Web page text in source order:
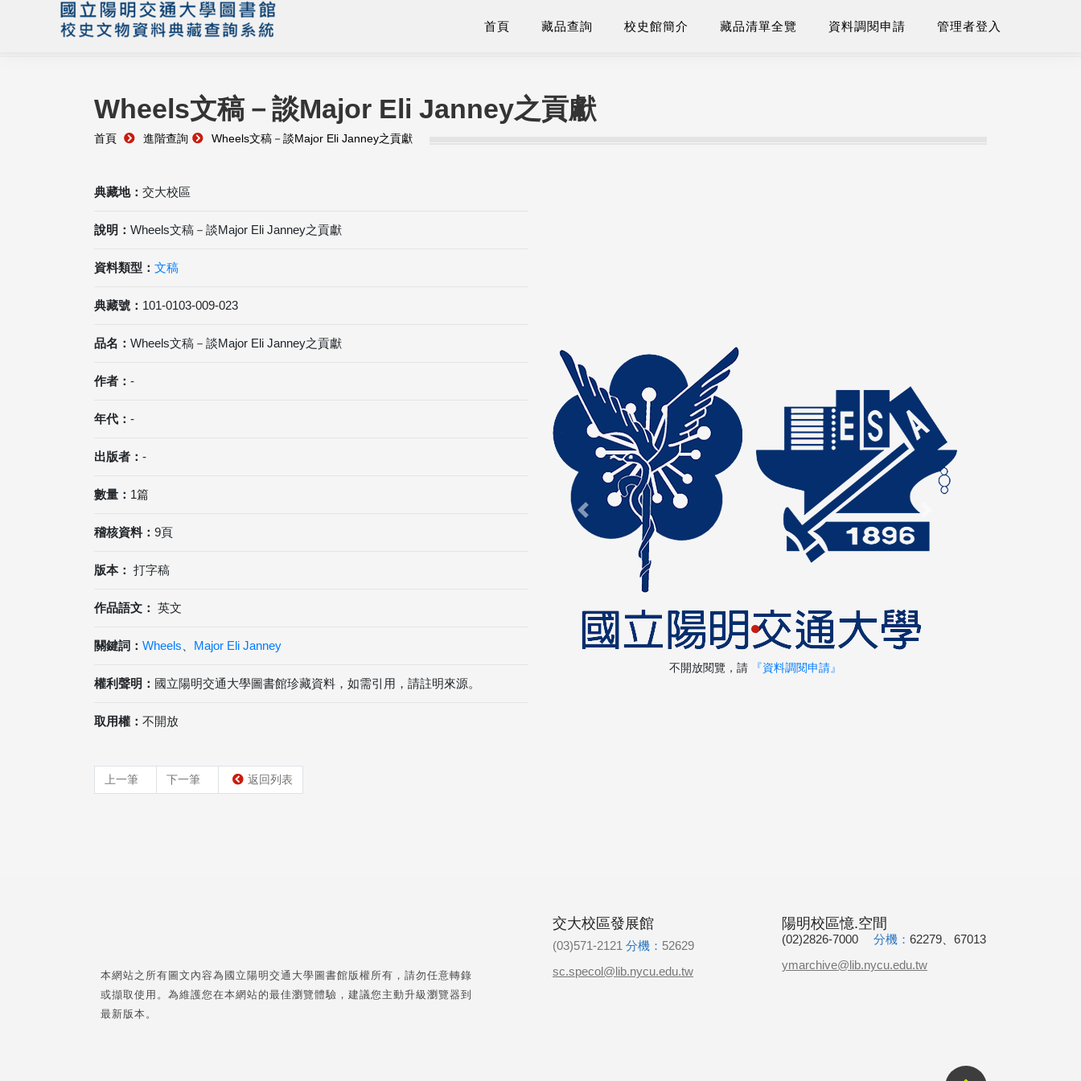
首頁 藏品查詢 校史館簡介 藏品清單全覽 資料調閱申請 管理者登入
Wheels文稿－談Major Eli Janney之貢獻
首頁 進階查詢 Wheels文稿－談Major Eli Janney之貢獻
典藏地： 交大校區
說明： Wheels文稿－談Major Eli Janney之貢獻
資料類型： 文稿
典藏號： 101-0103-009-023
品名： Wheels文稿－談Major Eli Janney之貢獻
作者： -
年代： -
出版者： -
數量： 1篇
稽核資料： 9頁
版本： 打字稿
作品語文： 英文
關鍵詞： Wheels Major Eli Janney
權利聲明： 國立陽明交通大學圖書館珍藏資料，如需引用，請註明來源。
取用權： 不開放
上一筆 下一筆 返回列表
Previous
不開放閱覽，請 『資料調閱申請』
本網站之所有圖文內容為國立陽明交通大學圖書館版權所有，請勿任意轉錄
或擷取使用。為維護您在本網站的最佳瀏覽體驗，建議您主動升級瀏覽器到
最新版本。
交大校區發展館
(03)571-2121 分機： 52629
sc.specol@lib.nycu.edu.tw
陽明校區憶.空間
(02)2826-7000 分機： 62279、67013
ymarchive@lib.nycu.edu.tw